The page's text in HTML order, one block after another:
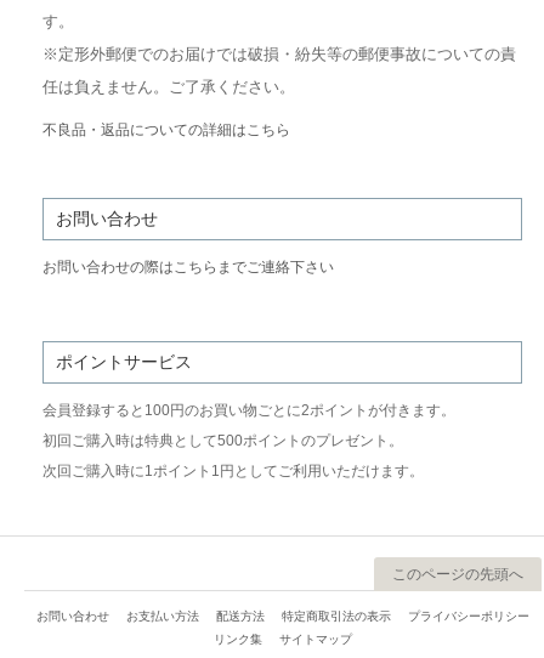
す。
※定形外郵便でのお届けでは破損・紛失等の郵便事故についての責
任は負えません。ご了承ください。
不良品・返品についての詳細はこちら
お問い合わせ
お問い合わせの際はこちらまでご連絡下さい
ポイントサービス
会員登録すると100円のお買い物ごとに2ポイントが付きます。
初回ご購入時は特典として500ポイントのプレゼント。
次回ご購入時に1ポイント1円としてご利用いただけます。
このページの先頭へ
お問い合わせ お支払い方法 配送方法 特定商取引法の表示
プライバシーポリシー
リンク集
サイトマップ